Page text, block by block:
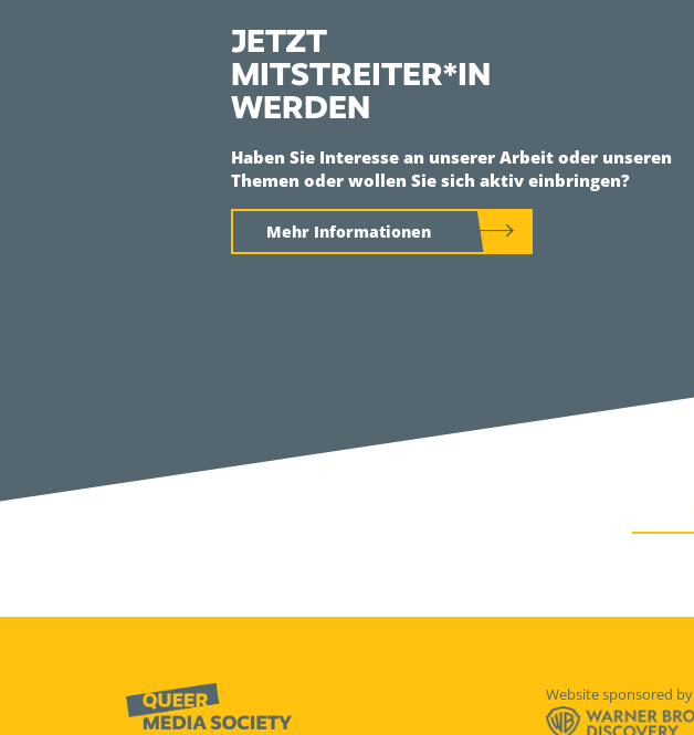
JETZT
MITSTREITER*IN
WERDEN
Haben Sie Interesse an unserer Arbeit oder unseren
Themen oder wollen Sie sich aktiv einbringen?
Mehr Informationen
Website sponsored by